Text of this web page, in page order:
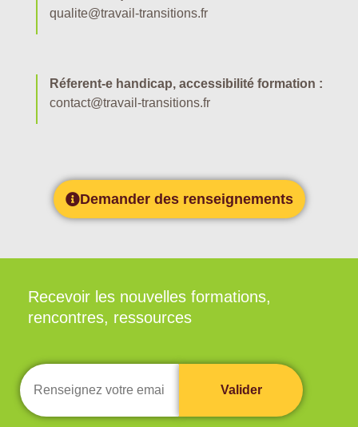
qualite@travail-transitions.fr
Réferent-e handicap, accessibilité formation :
contact@travail-transitions.fr
Demander des renseignements
Recevoir les nouvelles formations,
rencontres, ressources